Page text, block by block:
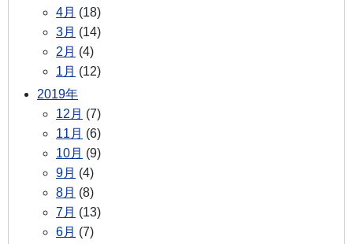
4月 (18)
3月 (14)
2月 (4)
1月 (12)
2019年
12月 (7)
11月 (6)
10月 (9)
9月 (4)
8月 (8)
7月 (13)
6月 (7)